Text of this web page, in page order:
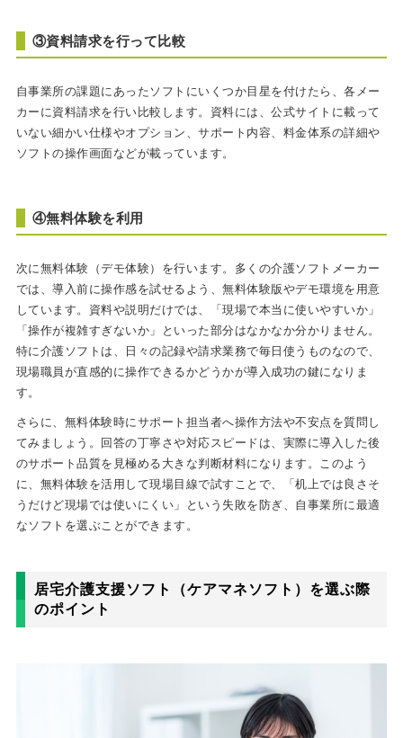
③資料請求を行って比較
自事業所の課題にあったソフトにいくつか目星を付けたら、各メー
カーに資料請求を行い比較します。資料には、公式サイトに載って
いない細かい仕様やオプション、サポート内容、料金体系の詳細や
ソフトの操作画面などが載っています。
④無料体験を利用
次に無料体験（デモ体験）を行います。多くの介護ソフトメーカー
では、導入前に操作感を試せるよう、無料体験版やデモ環境を用意
しています。資料や説明だけでは、「現場で本当に使いやすいか」
「操作が複雑すぎないか」といった部分はなかなか分かりません。
特に介護ソフトは、日々の記録や請求業務で毎日使うものなので、
現場職員が直感的に操作できるかどうかが導入成功の鍵になりま
す。
さらに、無料体験時にサポート担当者へ操作方法や不安点を質問し
てみましょう。回答の丁寧さや対応スピードは、実際に導入した後
のサポート品質を見極める大きな判断材料になります。このよう
に、無料体験を活用して現場目線で試すことで、「机上では良さそ
うだけど現場では使いにくい」という失敗を防ぎ、自事業所に最適
なソフトを選ぶことができます。
居宅介護支援ソフト（ケアマネソフト）を選ぶ際
のポイント